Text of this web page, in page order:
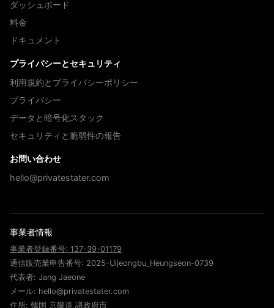
ダッシュボード
料金
ドキュメント
プライバシーとセキュリティ
利用規約とプライバシーポリシー
プライバシー
データと暗号化スタック
セキュリティと脆弱性の報告
お問い合わせ
hello@privatestater.com
事業者情報
事業者登録番号: 137-39-01179
通信販売業申告番号: 2025-Uijeongbu_Heungseon-0739
代表者: Jang Jaeone
メール: hello@privatestater.com
住所: 韓国 京畿道 議政府市